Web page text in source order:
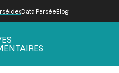
Data PerséeBlog